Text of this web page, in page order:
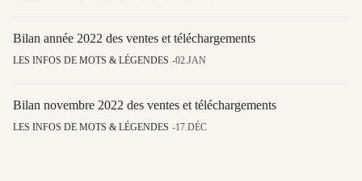
Bilan année 2022 des ventes et téléchargements
LES INFOS DE MOTS & LÉGENDES 02.JAN
Bilan novembre 2022 des ventes et téléchargements
LES INFOS DE MOTS & LÉGENDES 17.DÉC